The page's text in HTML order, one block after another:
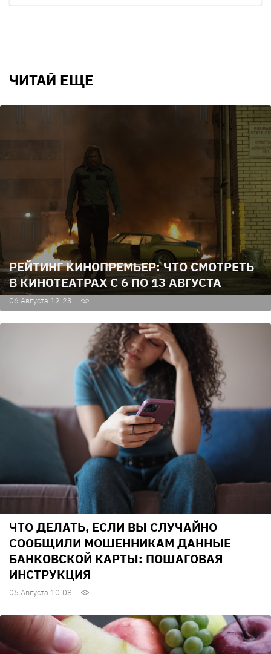
ЧИТАЙ ЕЩЕ
РЕЙТИНГ КИНОПРЕМЬЕР: ЧТО СМОТРЕТЬ
В КИНОТЕАТРАХ С 6 ПО 13 АВГУСТА
06 Августа 12:23
ЧТО ДЕЛАТЬ, ЕСЛИ ВЫ СЛУЧАЙНО
СООБЩИЛИ МОШЕННИКАМ ДАННЫЕ
БАНКОВСКОЙ КАРТЫ: ПОШАГОВАЯ
ИНСТРУКЦИЯ
06 Августа 10:08